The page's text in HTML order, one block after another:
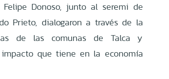
Donoso, junto al seremi de
Prieto, dialogaron a través de la
de las comunas de Talca y
que tiene en la economía